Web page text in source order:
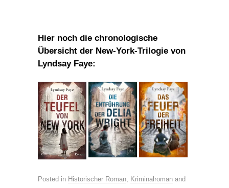
Hier noch die chronologische
Übersicht der New-York-Trilogie von
Lyndsay Faye:
Posted in Historischer Roman Kriminalroman and